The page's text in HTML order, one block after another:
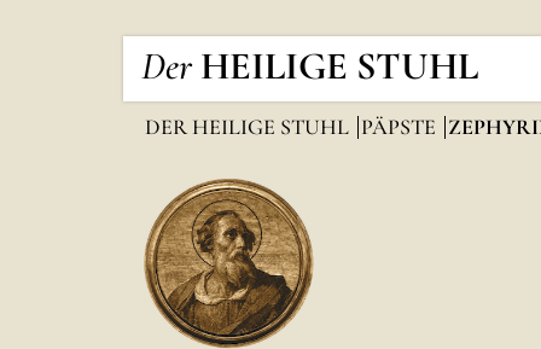
Der HEILIGE STUHL
DER HEILIGE STUHL PÄPSTE